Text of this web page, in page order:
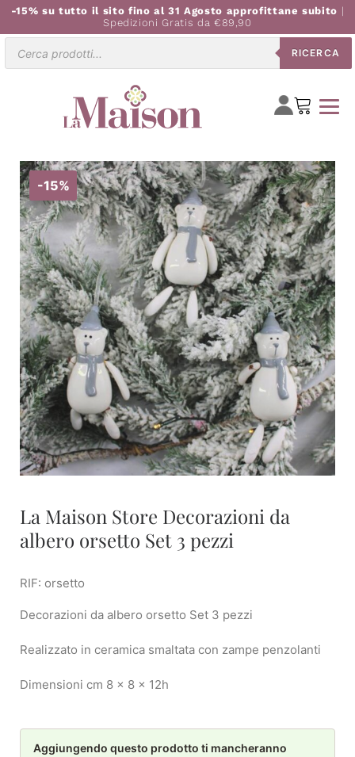
-15% su tutto il sito fino al 31 Agosto approfittane subito |
Spedizioni Gratis da €89,90
RICERCA
-15%
La Maison Store Decorazioni da
albero orsetto Set 3 pezzi
RIF: orsetto
Decorazioni da albero orsetto Set 3 pezzi
Realizzato in ceramica smaltata con zampe penzolanti
Dimensioni cm 8 x 8 x 12h
Aggiungendo questo prodotto ti mancheranno